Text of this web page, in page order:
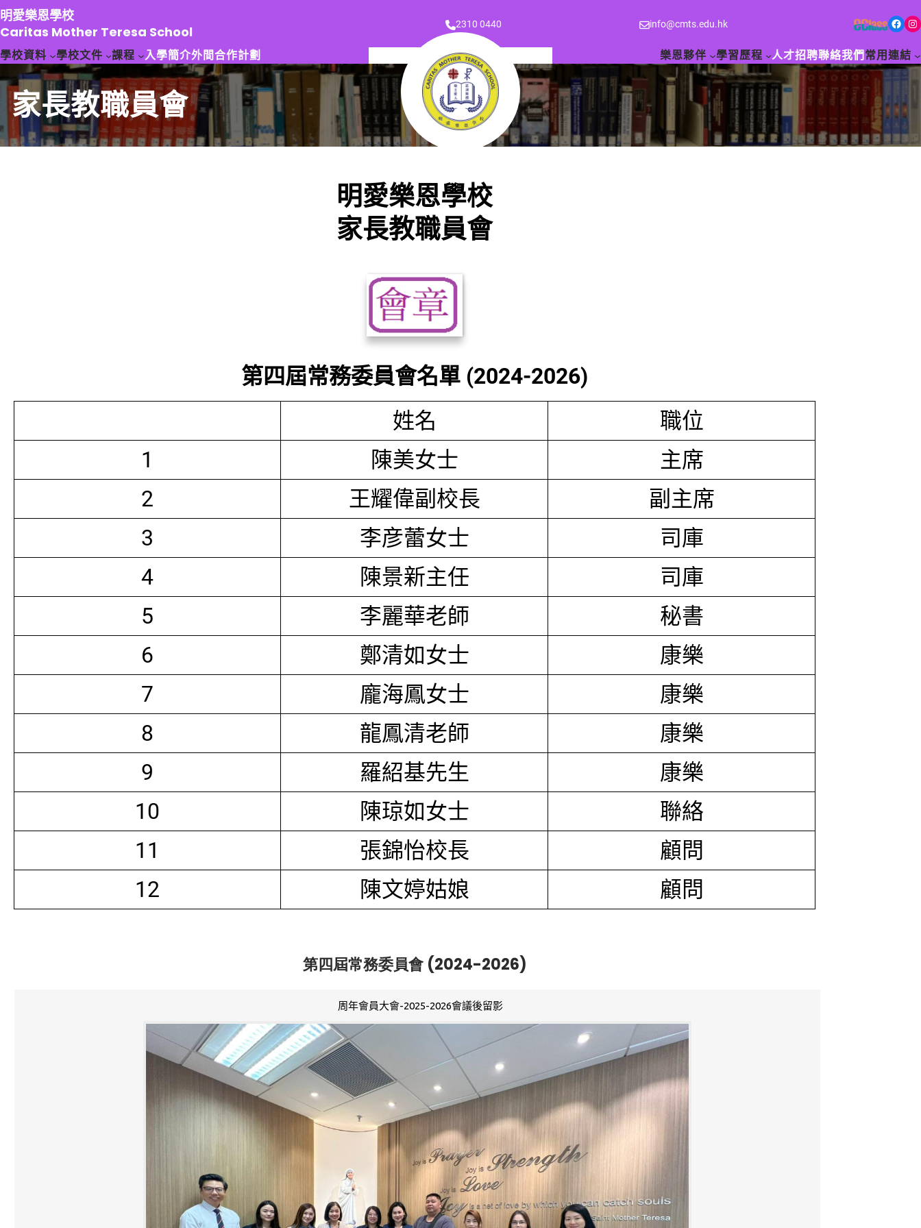
跳
至
主
要
容
明愛樂恩學校
Caritas Mother Teresa School
2310 0440 info@cmts.edu.hk Facebook Instagram
學校資料 學校文件 課程 入學簡介外間合作計劃 樂恩夥伴 學習歷程 人才招聘聯絡我們 常用連結
家長教職員會
明愛樂恩學校
家長教職員會
第四屆常務委員會名單 (2024-2026)
姓名
職位
1
陳美女士
主席
2
王耀偉副校長
副主席
3
李彦蕾女士
司庫
4
陳景新主任
司庫
5
李麗華老師
秘書
6
鄭清如女士
康樂
7
龐海鳳女士
康樂
8
龍鳳清老師
康樂
9
羅紹基先生
康樂
10
陳琼如女士
聯絡
11
張錦怡校長
顧問
12
陳文婷姑娘 顧問
第四屆常務委員會 (2024-2026)
周年會員大會-2025-2026會議後留影